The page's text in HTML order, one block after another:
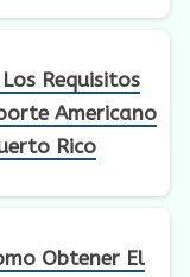
Los Requisitos
Americano
Rico
Obtener El